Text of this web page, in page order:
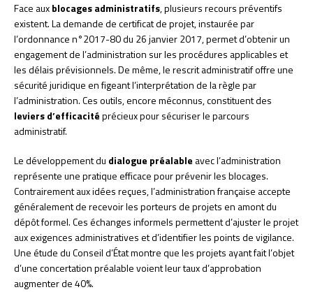
Face auxblocages administratifs, plusieurs recours préventifs
existent. La demande de certificat de projet, instaurée par
l’ordonnance n°2017-80 du 26 janvier 2017, permet d’obtenir un
engagement de l’administration sur les procédures applicables et
les délais prévisionnels. De même, le rescrit administratif offre une
sécurité juridique en figeant l’interprétation de la règle par
l’administration. Ces outils, encore méconnus, constituent des
leviers d’efficacitéprécieux pour sécuriser le parcours
administratif.
Le développement du dialogue préalable avec l’administration
représente une pratique efficace pour prévenir les blocages.
Contrairement aux idées reçues, l’administration française accepte
généralement de recevoir les porteurs de projets en amont du
dépôt formel. Ces échanges informels permettent d’ajuster le projet
aux exigences administratives et d’identifier les points de vigilance.
Une étude du Conseil d’État montre que les projets ayant fait l’objet
d’une concertation préalable voient leur taux d’approbation
augmenter de 40%.